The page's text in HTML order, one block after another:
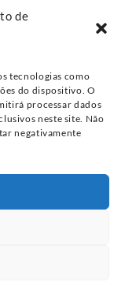
de
tecnologias como
do dispositivo. O
processar dados
neste site. Não
negativamente
CSA®